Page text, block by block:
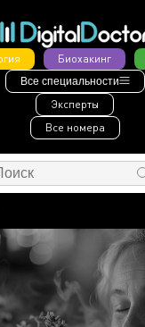
Биохакинг
Все специальности
Эксперты
Все номера